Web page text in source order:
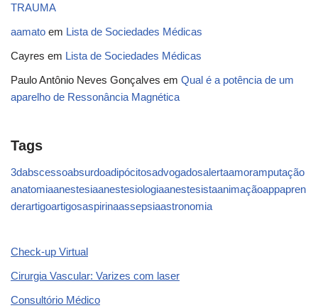
TRAUMA
aamato em Lista de Sociedades Médicas
Cayres em Lista de Sociedades Médicas
Paulo Antônio Neves Gonçalves em Qual é a potência de um
aparelho de Ressonância Magnética
Tags
3dabscessoabsurdoadipócitosadvogadosalertaamoramputação
anatomiaanestesiaanestesiologiaanestesistaanimaçãoappapren
derartigoartigosaspirinaassepsiaastronomia
Check-up Virtual
Cirurgia Vascular: Varizes com laser
Consultório Médico